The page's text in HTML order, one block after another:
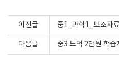
이전글 중1_과학1_보조자
다음글 중3 도덕 2단원 학습